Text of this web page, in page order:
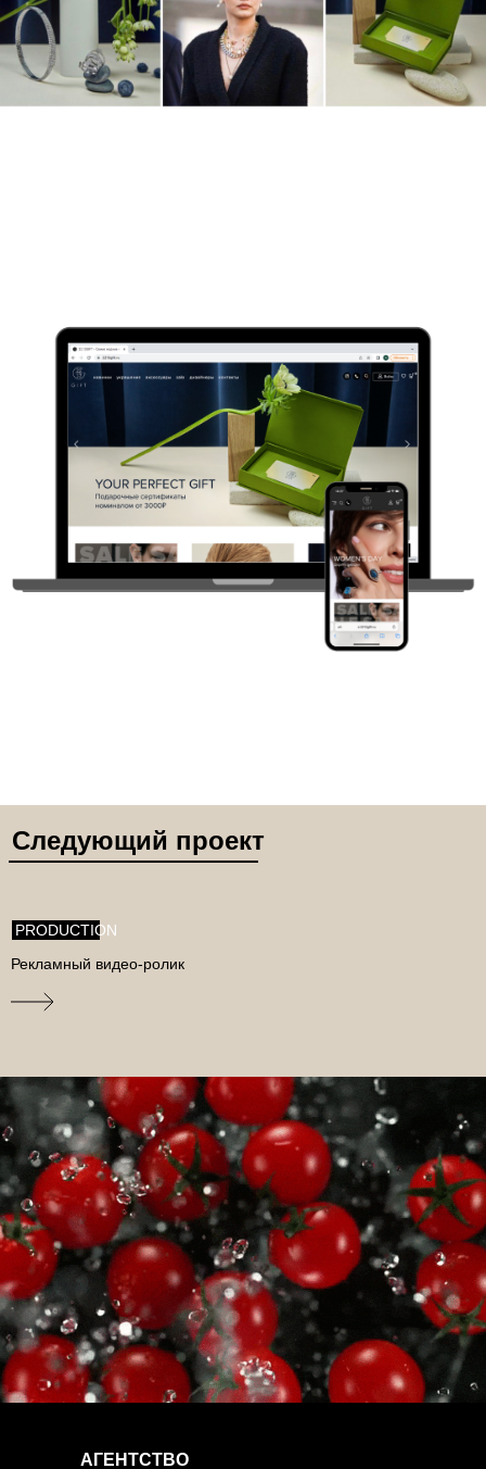
Следующий проект
Рекламный видео-ролик
PRODUCTION
АГЕНТСТВО